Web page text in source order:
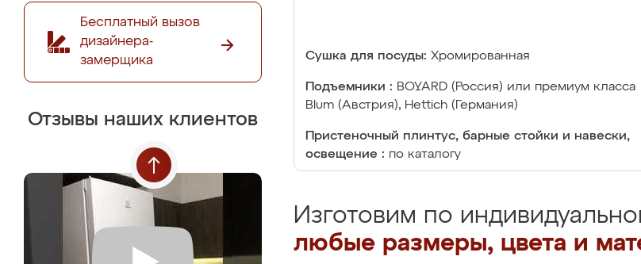
Бесплатный вызов
дизайнера-
замерщика
Отзывы наших клиентов
Сушка для посуды: Хромированная
Подъемники : BOYARD (Россия) или премиум класса
Blum (Австрия), Hettich (Германия)
Пристеночный плинтус, барные стойки и навески,
освещение : по каталогу
Изготовим по
любые размеры, цвета и